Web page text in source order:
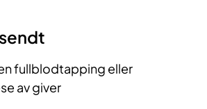
fullblodtapping eller
av giver